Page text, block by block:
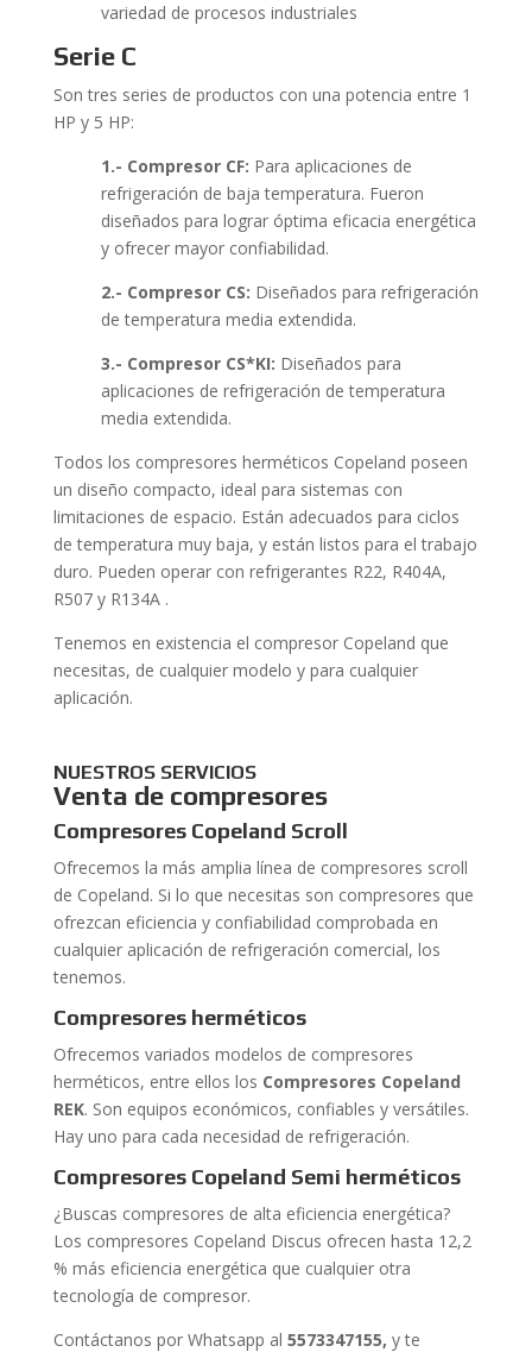
variedad de procesos industriales
Serie C
Son tres series de productos con una potencia entre 1
HP y 5 HP:
1.- Compresor CF: Para aplicaciones de
refrigeración de baja temperatura. Fueron
diseñados para lograr óptima eficacia energética
y ofrecer mayor confiabilidad.
2.- Compresor CS: Diseñados para refrigeración
de temperatura media extendida.
3.- Compresor CS*KI: Diseñados para
aplicaciones de refrigeración de temperatura
media extendida.
Todos los compresores herméticos Copeland poseen
un diseño compacto, ideal para sistemas con
limitaciones de espacio. Están adecuados para ciclos
de temperatura muy baja, y están listos para el trabajo
duro. Pueden operar con refrigerantes R22, R404A,
R507 y R134A .
Tenemos en existencia el compresor Copeland que
necesitas, de cualquier modelo y para cualquier
aplicación.
NUESTROS SERVICIOS
Venta de compresores
Compresores Copeland Scroll
Ofrecemos la más amplia línea de compresores scroll
de Copeland. Si lo que necesitas son compresores que
ofrezcan eficiencia y confiabilidad comprobada en
cualquier aplicación de refrigeración comercial, los
tenemos.
Compresores herméticos
Ofrecemos variados modelos de compresores
herméticos, entre ellos los Compresores Copeland
REK. Son equipos económicos, confiables y versátiles.
Hay uno para cada necesidad de refrigeración.
Compresores Copeland Semi herméticos
¿Buscas compresores de alta eficiencia energética?
Los compresores Copeland Discus ofrecen hasta 12,2
% más eficiencia energética que cualquier otra
tecnología de compresor.
Contáctanos por Whatsapp al 5573347155, y te